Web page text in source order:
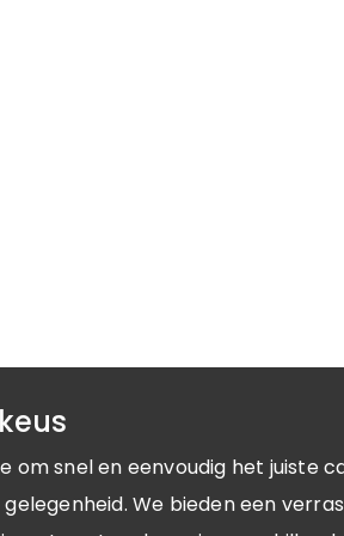
om snel en eenvoudig het juiste
We bieden een